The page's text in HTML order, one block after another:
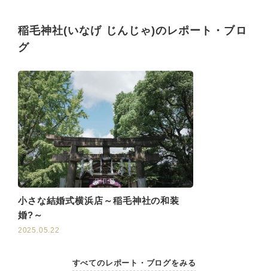
稲毛神社(いなげ じんじゃ)のレポート・ブロ
グ
すべてのレポート・ブログをみる
小さな結婚式横浜店～稲毛神社の和装
婚?～
2025.05.22